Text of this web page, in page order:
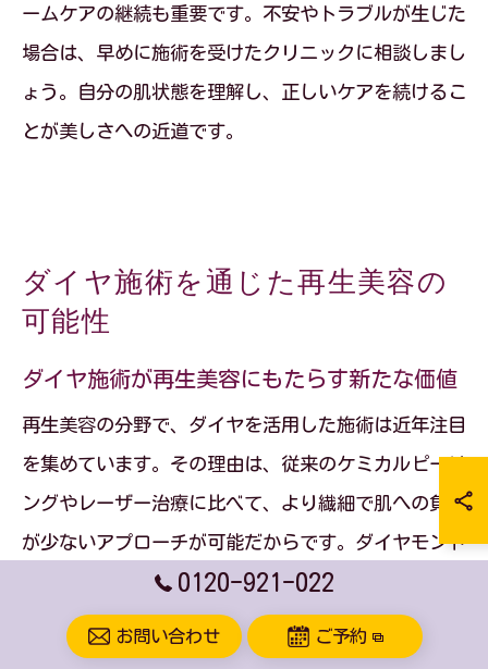
ームケアの継続も重要です。不安やトラブルが生じた
場合は、早めに施術を受けたクリニックに相談しまし
ょう。自分の肌状態を理解し、正しいケアを続けるこ
とが美しさへの近道です。
ダイヤ施術を通じた再生美容の
可能性
ダイヤ施術が再生美容にもたらす新たな価値
再生美容の分野で、ダイヤを活用した施術は近年注目
を集めています。その理由は、従来のケミカルピーリ
ングやレーザー治療に比べて、より繊細で肌への負担
が少ないアプローチが可能だからです。ダイヤモンド
粒子を用いた微細な研磨技術は、古い角質をやさしく
除去し、肌のターンオーバーを促進します。
0120-921-022
お問い合わせ ご予約